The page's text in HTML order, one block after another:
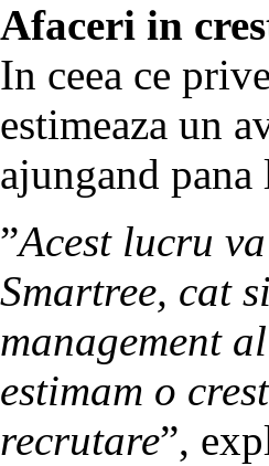
Afaceri in
In ceea ce
estimeaza un
ajungand
”Acest lucru
Smartree, cat
management
estimam o
recrutare”,